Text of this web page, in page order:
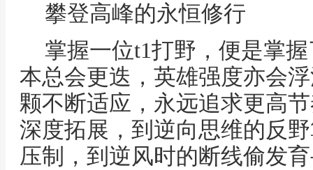
攀登高峰的永恒修行
掌握一位t1打野，便是掌
本总会更迭，英雄强度亦会
颗不断适应，永远追求更高
深度拓展，到逆向思维的反
压制，到逆风时的断线偷发